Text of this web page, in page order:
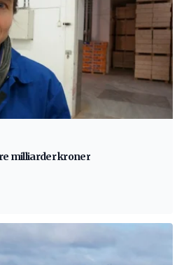
milliarder kroner